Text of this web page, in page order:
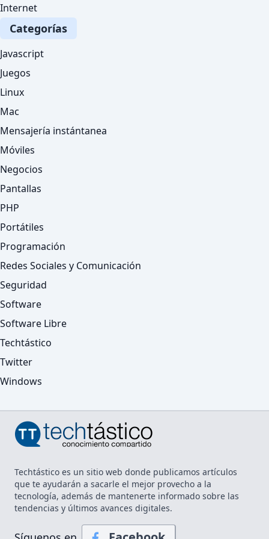
Internet
Categorías
Javascript
Juegos
Linux
Mac
Mensajería instántanea
Móviles
Negocios
Pantallas
PHP
Portátiles
Programación
Redes Sociales y Comunicación
Seguridad
Software
Software Libre
Techtástico
Twitter
Windows
Techtástico es un sitio web donde publicamos artículos
que te ayudarán a sacarle el mejor provecho a la
tecnología, además de mantenerte informado sobre las
tendencias y últimos avances digitales.